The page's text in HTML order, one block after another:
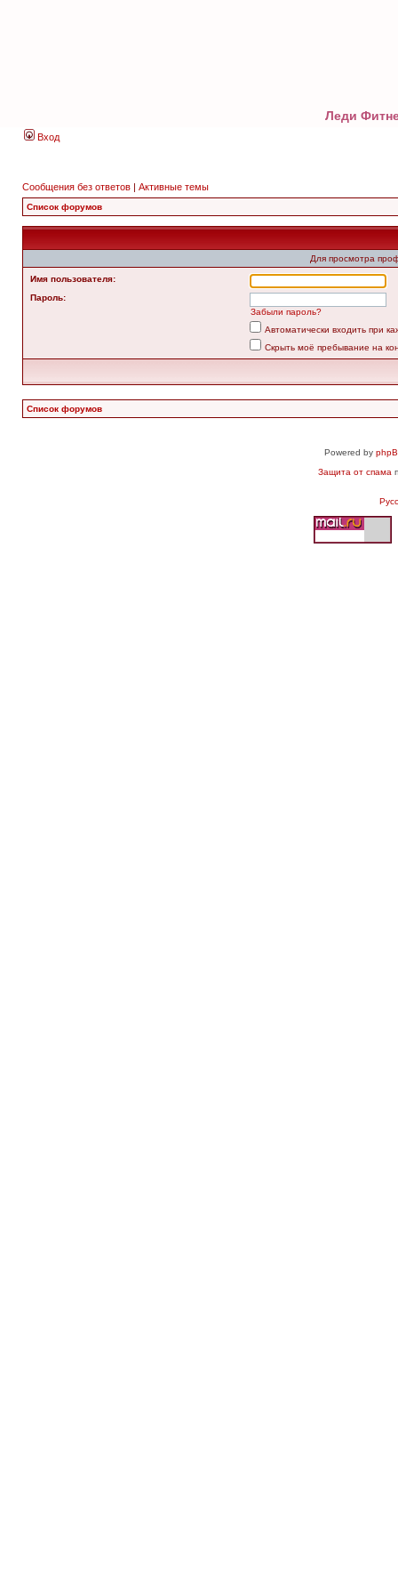
Леди
Вход
Сообщения без ответов | Активные темы
Список форумов
Для просмотра
Имя пользователя:
Пароль:
Забыли пароль?
Автоматически входить при
Скрыть моё пребывание на
Список форумов
Powered by
Защита от спама